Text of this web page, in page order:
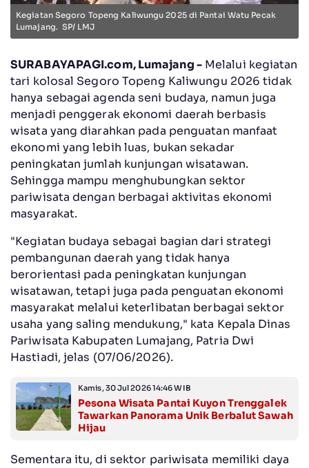
Kegiatan Segoro Topeng Kaliwungu 2025 di Pantai Watu Pecak
Lumajang. SP/ LMJ
SURABAYAPAGI.com, Lumajang -Melalui kegiatan
tari kolosal Segoro Topeng Kaliwungu 2026 tidak
hanya sebagai agenda seni budaya, namun juga
menjadi penggerak ekonomi daerah berbasis
wisata yang diarahkan pada penguatan manfaat
ekonomi yang lebih luas, bukan sekadar
peningkatan jumlah kunjungan wisatawan.
Sehingga mampu menghubungkan sektor
pariwisata dengan berbagai aktivitas ekonomi
masyarakat.
"Kegiatan budaya sebagai bagian dari strategi
pembangunan daerah yang tidak hanya
berorientasi pada peningkatan kunjungan
wisatawan, tetapi juga pada penguatan ekonomi
masyarakat melalui keterlibatan berbagai sektor
usaha yang saling mendukung," kata Kepala Dinas
Pariwisata Kabupaten Lumajang, Patria Dwi
Hastiadi, jelas (07/06/2026).
Kamis, 30 Jul 2026 14:46 WIB
Pesona Wisata Pantai Kuyon Trenggalek
Tawarkan Panorama Unik Berbalut Sawah
Hijau
Sementara itu, di sektor pariwisata memiliki daya